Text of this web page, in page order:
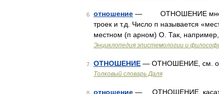
6 отношение — ОТНОШЕНИЕ
троек и т.д. Число п называется
местном (п арном) О. Так,
Энциклопедия эпистемологии и
7 ОТНОШЕНИЕ — ОТНОШЕНИЕ, см.
Толковый словарь Даля
отношение — ОТНОШЕНИЕ,